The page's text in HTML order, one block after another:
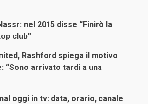
nel 2015 disse “Finirò la
club”
Rashford spiega il motivo
“Sono arrivato tardi a una
oggi in tv: data, orario, canale